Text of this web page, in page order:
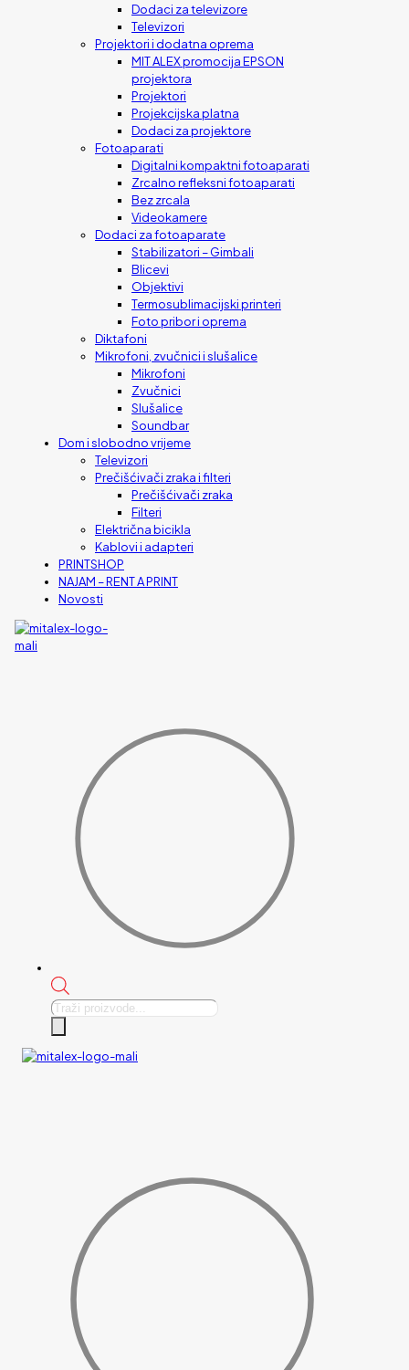
Dodaci za televizore
Televizori
Projektori i dodatna oprema
MIT ALEX promocija EPSON
projektora
Projektori
Projekcijska platna
Dodaci za projektore
Fotoaparati
Digitalni kompaktni fotoaparati
Zrcalno refleksni fotoaparati
Bez zrcala
Videokamere
Dodaci za fotoaparate
Stabilizatori – Gimbali
Blicevi
Objektivi
Termosublimacijski printeri
Foto pribor i oprema
Diktafoni
Mikrofoni, zvučnici i slušalice
Mikrofoni
Zvučnici
Slušalice
Soundbar
Dom i slobodno vrijeme
Televizori
Prečišćivači zraka i filteri
Prečišćivači zraka
Filteri
Električna bicikla
Kablovi i adapteri
PRINTSHOP
NAJAM – RENT A PRINT
Novosti
Products